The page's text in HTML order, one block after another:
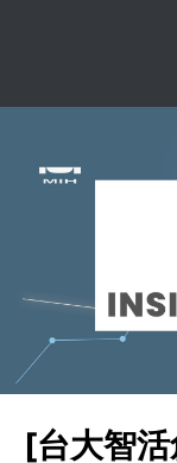
[台大智